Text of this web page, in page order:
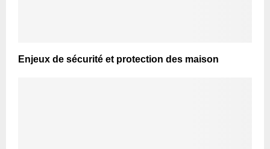
Enjeux de sécurité et protection des maison